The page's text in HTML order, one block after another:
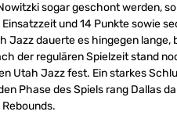
sogar geschont werden,
und 14 Punkte sowie
Jazz dauerte es hingegen lange,
der regulären Spielzeit stand
Utah Jazz fest. Ein starkes
Phase des Spiels rang Dallas